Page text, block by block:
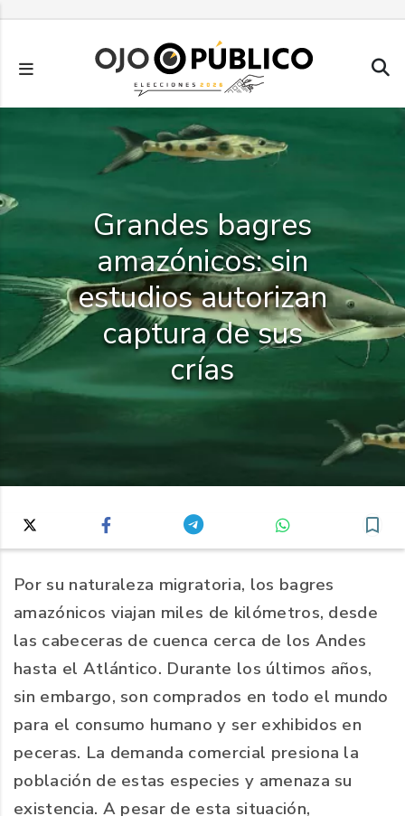
principal
Grandes bagres
amazónicos: sin
estudios autorizan
captura de sus
crías
Por su naturaleza migratoria, los bagres
amazónicos viajan miles de kilómetros, desde
las cabeceras de cuenca cerca de los Andes
hasta el Atlántico. Durante los últimos años,
sin embargo, son comprados en todo el mundo
para el consumo humano y ser exhibidos en
peceras. La demanda comercial presiona la
población de estas especies y amenaza su
existencia. A pesar de esta situación,